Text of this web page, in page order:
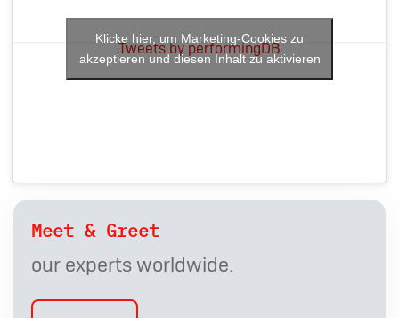
Tweets by performingDB
Klicke hier, um Marketing-Cookies zu
akzeptieren und diesen Inhalt zu aktivieren
Meet & Greet
our experts worldwide.